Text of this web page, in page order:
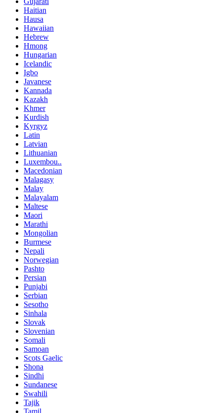
Haitian
Hausa
Hawaiian
Hebrew
Hmong
Hungarian
Icelandic
Igbo
Javanese
Kannada
Kazakh
Khmer
Kurdish
Kyrgyz
Latin
Latvian
Lithuanian
Luxembou..
Macedonian
Malagasy
Malay
Malayalam
Maltese
Maori
Marathi
Mongolian
Burmese
Nepali
Norwegian
Pashto
Persian
Punjabi
Serbian
Sesotho
Sinhala
Slovak
Slovenian
Somali
Samoan
Scots Gaelic
Shona
Sindhi
Sundanese
Swahili
Tajik
Tamil